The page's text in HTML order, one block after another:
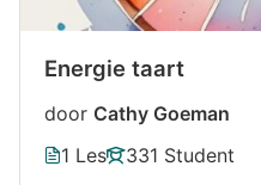
Energie taart
door Cathy Goeman
1 Les
331 Student